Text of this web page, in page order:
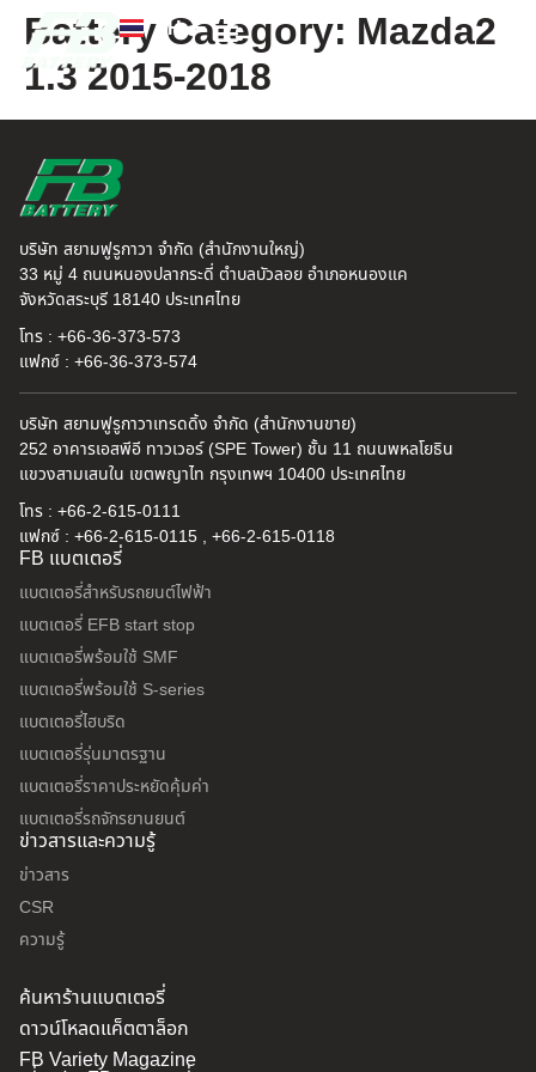
TH
EN
Battery Category: Mazda2
1.3 2015-2018
บริษัท สยามฟูรูกาวา จำกัด (สำนักงานใหญ่)
33 หมู่ 4 ถนนหนองปลากระดี่ ตำบลบัวลอย อำเภอหนองแค
จังหวัดสระบุรี 18140 ประเทศไทย
โทร : +66-36-373-573
แฟกซ์ : +66-36-373-574
บริษัท สยามฟูรูกาวาเทรดดิ้ง จำกัด (สำนักงานขาย)
252 อาคารเอสพีอี ทาวเวอร์ (SPE Tower) ชั้น 11 ถนนพหลโยธิน
แขวงสามเสนใน เขตพญาไท กรุงเทพฯ 10400 ประเทศไทย
โทร : +66-2-615-0111
แฟกซ์ : +66-2-615-0115 , +66-2-615-0118
FB แบตเตอรี่
แบตเตอรี่สำหรับรถยนต์ไฟฟ้า
แบตเตอรี่ EFB start stop
แบตเตอรี่พร้อมใช้ SMF
แบตเตอรี่พร้อมใช้ S-series
แบตเตอรี่ไฮบริด
แบตเตอรี่รุ่นมาตรฐาน
แบตเตอรี่ราคาประหยัดคุ้มค่า
แบตเตอรี่รถจักรยานยนต์
ข่าวสารและความรู้
ข่าวสาร
CSR
ความรู้
ค้นหาร้านแบตเตอรี่
ดาวน์โหลดแค็ตตาล็อก
FB Variety Magazine